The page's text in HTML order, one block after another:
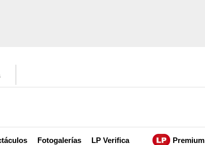
Fotogalerías LP Verifica Premium